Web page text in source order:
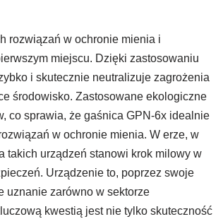
rozwiązań w ochronie mienia i
miejscu. Dzięki zastosowaniu
i skutecznie neutralizuje zagrożenia
środowisko. Zastosowane ekologiczne
co sprawia, że gaśnica GPN-6x idealnie
w ochronie mienia. W erze, w
takich urządzeń stanowi krok milowy w
Urządzenie to, poprzez swoje
uznanie zarówno w sektorze
kwestią jest nie tylko skuteczność